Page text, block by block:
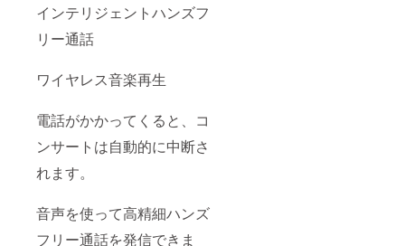
インテリジェントハンズフ
リー通話
ワイヤレス音楽再生
電話がかかってくると、コ
ンサートは自動的に中断さ
れます。
音声を使って高精細ハンズ
フリー通話を発信できま